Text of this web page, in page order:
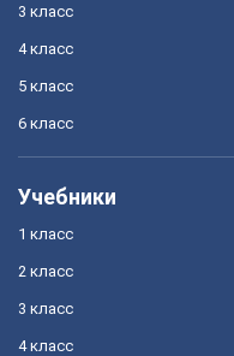
3 класс
4 класс
5 класс
6 класс
Учебники
1 класс
2 класс
3 класс
4 класс